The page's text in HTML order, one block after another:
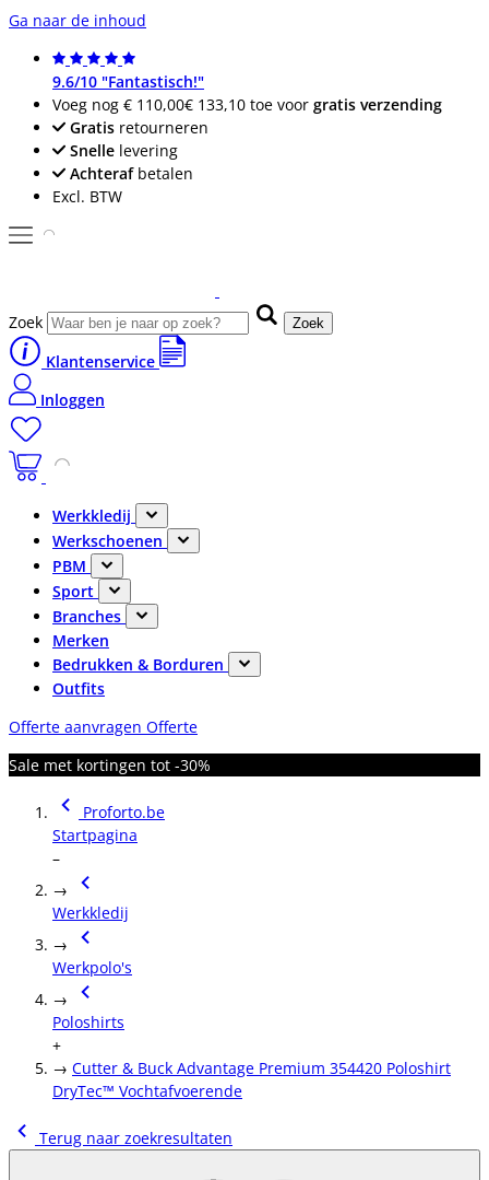
Ga naar de inhoud
9.6/10 "Fantastisch!"
Voeg nog € 110,00€ 133,10 toe voor gratis verzending
Gratis retourneren
Snelle levering
Achterafbetalen
Excl. BTW
Zoek Zoek
Klantenservice
Inloggen
Werkkledij
Werkschoenen
PBM
Sport
Branches
Merken
Bedrukken & Borduren
Outfits
Offerte aanvragen Offerte
Sale met kortingen tot -30%
Proforto.be
Startpagina
–
→
Werkkledij
→
Werkpolo's
→
Poloshirts
+
→ Cutter & Buck Advantage Premium 354420 Poloshirt
DryTec™ Vochtafvoerende
Terug naar zoekresultaten